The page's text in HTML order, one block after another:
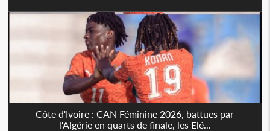
Côte d'Ivoire : CAN Féminine 2026, battues par
l'Algérie en quarts de finale, les Elé...